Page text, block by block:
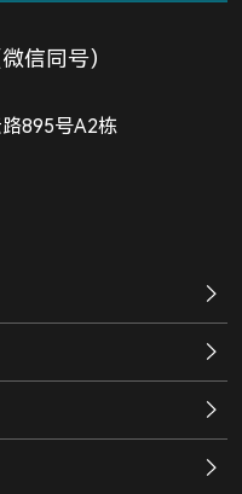
信同号）
895号A2栋